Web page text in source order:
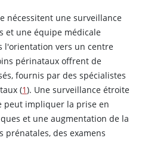
nécessitent une surveillance
et une équipe médicale
l'orientation vers un centre
périnataux offrent de
fournis par des spécialistes
(1). Une surveillance étroite
peut impliquer la prise en
et une augmentation de la
prénatales, des examens